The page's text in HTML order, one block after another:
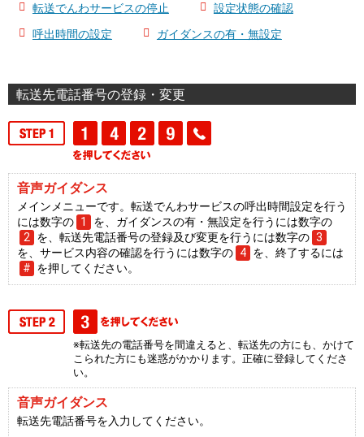
転送でんわサービスの停止
設定状態の確認
呼出時間の設定
ガイダンスの有・無設定
転送先電話番号の登録・変更
音声ガイダンス
メインメニューです。転送でんわサービスの呼出時間設定を行う
には数字の 1
を、ガイダンスの有・無設定を行うには数字の
2
を、転送先電話番号の登録及び変更を行うには数字の 3
を、サービス内容の確認を行うには数字の 4 を、終了するには
# を押してください。
※転送先の電話番号を間違えると、転送先の方にも、かけて
こられた方にも迷惑がかかります。正確に登録してくださ
い。
音声ガイダンス
転送先電話番号を入力してください。